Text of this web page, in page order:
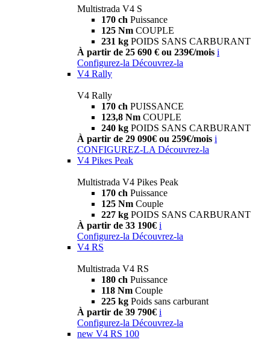
Multistrada V4 S
170 ch Puissance
125 Nm COUPLE
231 kg POIDS SANS CARBURANT
À partir de 25 690 € ou 239€/mois i
Configurez-la Découvrez-la
V4 Rally
V4 Rally
170 ch PUISSANCE
123,8 Nm COUPLE
240 kg POIDS SANS CARBURANT
À partir de 29 090€ ou 259€/mois i
CONFIGUREZ-LA Découvrez-la
V4 Pikes Peak
Multistrada V4 Pikes Peak
170 ch Puissance
125 Nm Couple
227 kg POIDS SANS CARBURANT
À partir de 33 190€ i
Configurez-la Découvrez-la
V4 RS
Multistrada V4 RS
180 ch Puissance
118 Nm Couple
225 kg Poids sans carburant
À partir de 39 790€ i
Configurez-la Découvrez-la
new V4 RS 100